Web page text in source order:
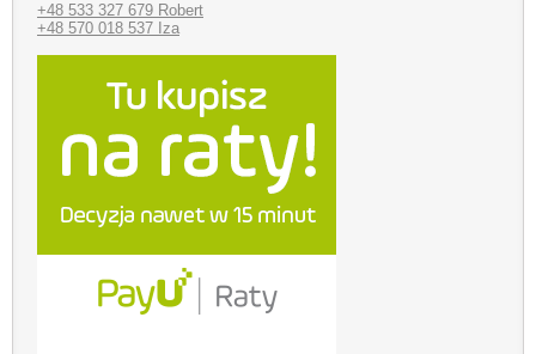
+48 533 327 679 Robert
+48 570 018 537 Iza